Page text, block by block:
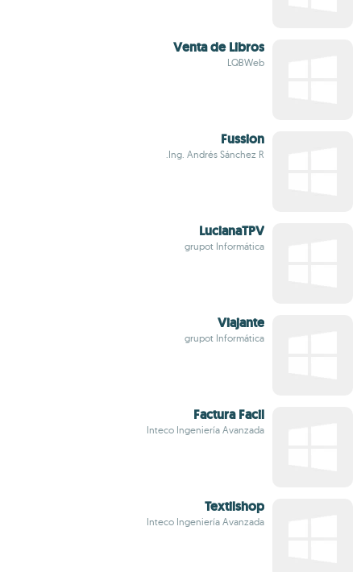
Venta de Libros
LQBWeb
Fussion
Ing. Andrés Sánchez R.
LucianaTPV
grupot Informática
Viajante
grupot Informática
Factura Facil
Inteco Ingeniería Avanzada
Textilshop
Inteco Ingeniería Avanzada